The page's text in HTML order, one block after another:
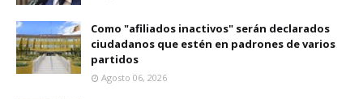
Como "afiliados inactivos" serán declarados
ciudadanos que estén en padrones de varios
partidos
Agosto 06, 2026